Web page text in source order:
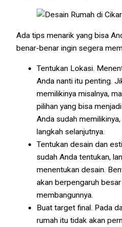
Ada tips menarik yang bisa
benar-benar ingin segera
Tentukan Lokasi.
Anda nanti itu penting.
memilikinya misalnya,
pilihan yang bisa
Anda sudah
langkah selanjutnya.
Tentukan desain dan
sudah Anda tentukan,
menentukan desain.
akan berpengaruh
membangunnya.
Buat target final. Pada
rumah itu tidak akan